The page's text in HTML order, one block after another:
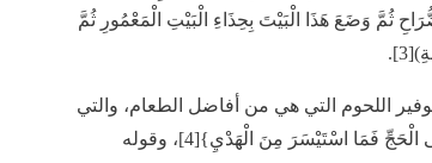
ثُمَّ وَضَعَ هَذَا الْبَيْتَ بِحِذَاءِ الْبَيْتِ الْمَعْمُورِ ثُمَّ
اللحوم التي هي من أفاضل الطعام، والتي
تعطى للفقراء من لحوم الأضاحي، قال تعالى: {فَمَنْ تَمَتَّعَ بِالْعُمْرَةِ إِلَى الْحَجِّ فَمَا اسْتَيْسَرَ مِنَ الْهَدْيِ}[4]، وقوله